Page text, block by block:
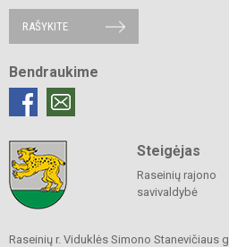
RAŠYKITE
Bendraukime
Steigėjas
Raseinių rajono
savivaldybė
Raseinių r. Viduklės Simono Stanevičiaus